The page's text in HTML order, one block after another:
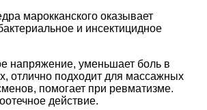
марокканского оказывает
и инсектицидное
напряжение, уменьшает боль в
отлично подходит для массажных
помогает при ревматизме.
действие.